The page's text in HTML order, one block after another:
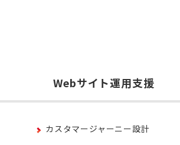
Webサイト運用支援
カスタマージャーニー設計